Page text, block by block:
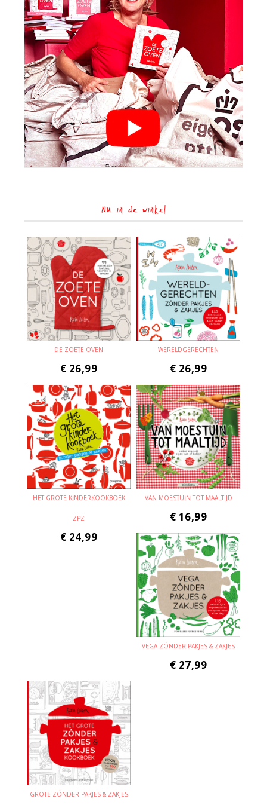
Nu in de winkel
DE ZOETE OVEN
€ 26,99
WERELDGERECHTEN
€ 26,99
HET GROTE KINDERKOOKBOEK
ZPZ
€ 24,99
VAN MOESTUIN TOT MAALTIJD
€ 16,99
VEGA ZÓNDER PAKJES & ZAKJES
€ 27,99
GROTE ZÓNDER PAKJES & ZAKJES